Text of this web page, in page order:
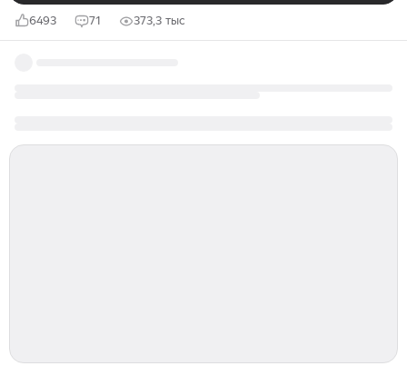
6493 71 373,3 тыс